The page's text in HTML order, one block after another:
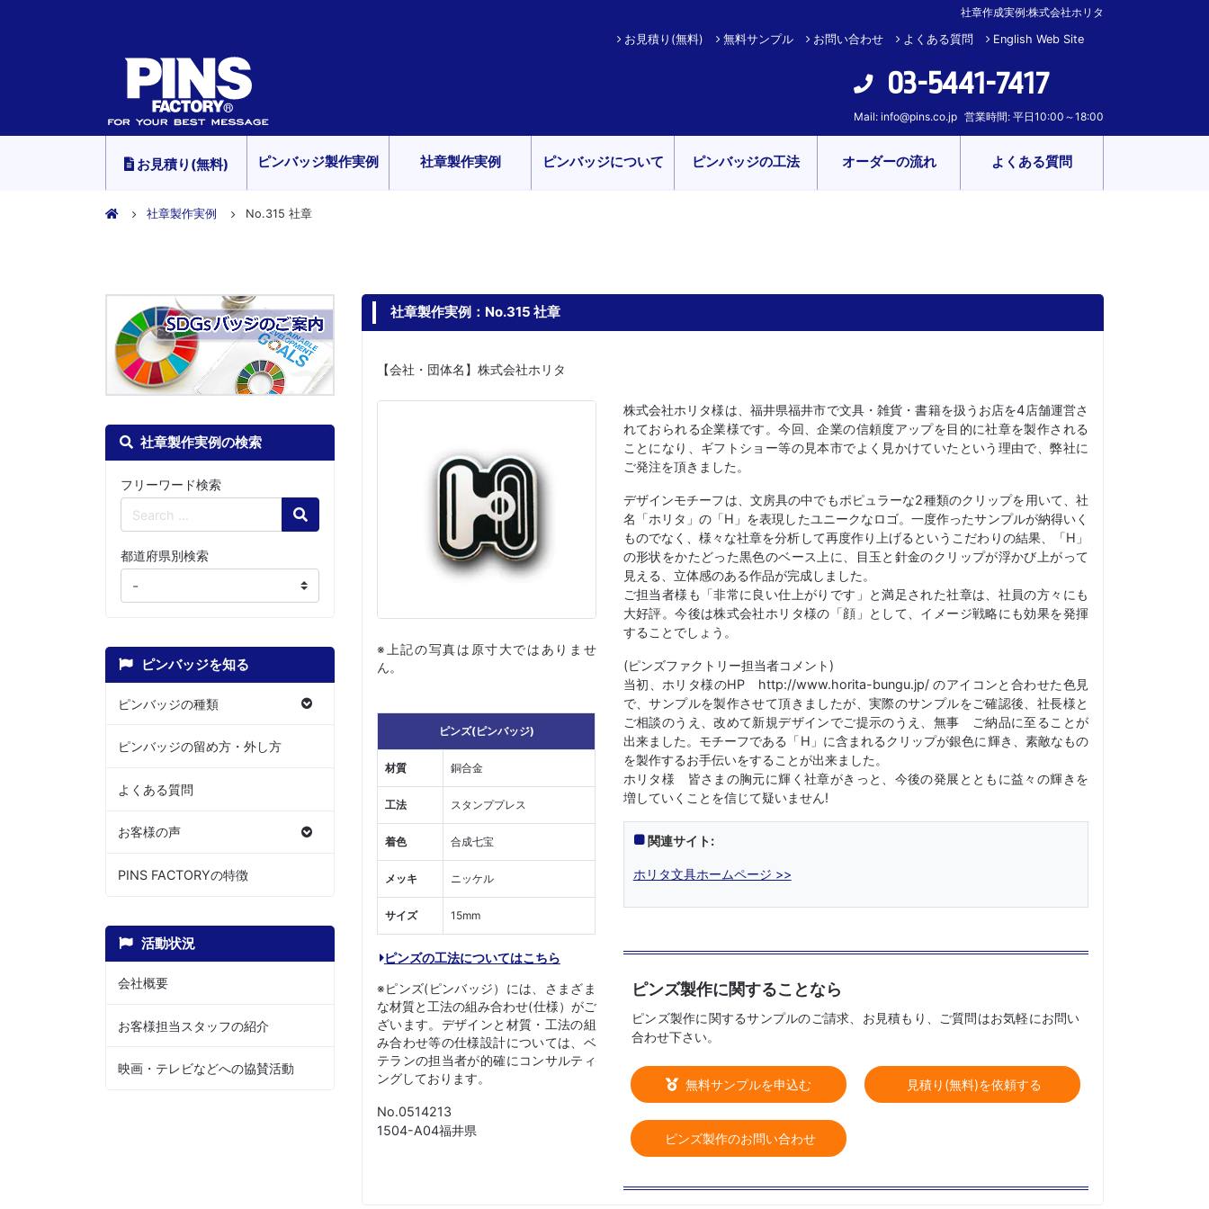
社章作成実例:株式会社ホリタ
お見積り(無料) 無料サンプル お問い合わせ よくある質問 English Web Site
03-5441-7417
Mail: info@pins.co.jp 営業時間: 平日10:00～18:00
お見積り(無料) ピンバッジ製作実例 社章製作実例 ピンバッジについて ピンバッジの工法 オーダーの流れ よくある質問
社章製作実例 No.315 社章
社章製作実例の検索
フリーワード検索
Search
都道府県別検索
ピンバッジを知る
ピンバッジの種類
ピンバッジの留め方・外し方
よくある質問
お客様の声
PINS FACTORYの特徴
活動状況
会社概要
お客様担当スタッフの紹介
映画・テレビなどへの協賛活動
社章製作実例：No.315 社章
【会社・団体名】株式会社ホリタ
※上記の写真は原寸大ではありませ
ん。
ピンズ(ピンバッジ)
材質 銅合金
工法 スタンププレス
着色 合成七宝
メッキ ニッケル
サイズ 15mm
ピンズの工法についてはこちら
※ピンズ(ピンバッジ）には、さまざま
な材質と工法の組み合わせ(仕様）がご
ざいます。デザインと材質・工法の組
み合わせ等の仕様設計については、ベ
テランの担当者が的確にコンサルティ
ングしております。
No.0514213
1504-A04福井県
株式会社ホリタ様は、福井県福井市で文具・雑貨・書籍を扱うお店を4店舗運営さ
れておられる企業様です。今回、企業の信頼度アップを目的に社章を製作される
ことになり、ギフトショー等の見本市でよく見かけていたという理由で、弊社に
ご発注を頂きました。
デザインモチーフは、文房具の中でもポピュラーな2種類のクリップを用いて、社
名「ホリタ」の「H」を表現したユニークなロゴ。一度作ったサンプルが納得いく
ものでなく、様々な社章を分析して再度作り上げるというこだわりの結果、「H」
の形状をかたどった黒色のベース上に、目玉と針金のクリップが浮かび上がって
見える、立体感のある作品が完成しました。
ご担当者様も「非常に良い仕上がりです」と満足された社章は、社員の方々にも
大好評。今後は株式会社ホリタ様の「顔」として、イメージ戦略にも効果を発揮
することでしょう。
(ピンズファクトリー担当者コメント)
当初、ホリタ様のHP http://www.horita-bungu.jp/ のアイコンと合わせた色見
で、サンプルを製作させて頂きましたが、実際のサンプルをご確認後、社長様と
ご相談のうえ、改めて新規デザインでご提示のうえ、無事 ご納品に至ることが
出来ました。モチーフである「H」に含まれるクリップが銀色に輝き、素敵なもの
を製作するお手伝いをすることが出来ました。
ホリタ様 皆さまの胸元に輝く社章がきっと、今後の発展とともに益々の輝きを
増していくことを信じて疑いません!
関連サイト:
ホリタ文具ホームページ >>
ピンズ製作に関することなら
ピンズ製作に関するサンプルのご請求、お見積もり、ご質問はお気軽にお問い
合わせ下さい。
無料サンプルを申込む 見積り(無料)を依頼する
ピンズ製作のお問い合わせ